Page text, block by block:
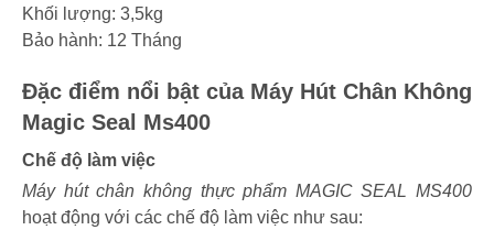
Khối lượng: 3,5kg
Bảo hành: 12 Tháng
Đặc điểm nổi bật của Máy Hút Chân Không
Magic Seal Ms400
Chế độ làm việc
Máy hút chân không thực phẩm MAGIC SEAL MS400
hoạt động với các chế độ làm việc như sau: